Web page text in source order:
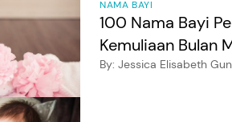
NAMA BAYI
100 Nama Bayi
Kemuliaan Bulan
By: Jessica Elisabeth